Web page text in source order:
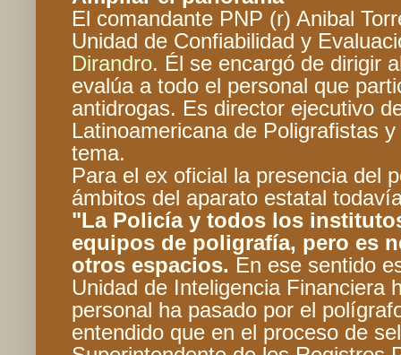
El comandante PNP (r) Anibal
Unidad de Confiabilidad y
Dirandro. Él se encargó de dirigir
evalúa a todo el personal que
antidrogas. Es director ejecutivo
Latinoamericana de Poligrafistas
tema.
Para el ex oficial la presencia del
ámbitos del aparato estatal
"La Policía y todos los
equipos de poligrafía, pero es
otros espacios. En ese sentido
Unidad de Inteligencia Financiera
personal ha pasado por el
entendido que en el proceso de